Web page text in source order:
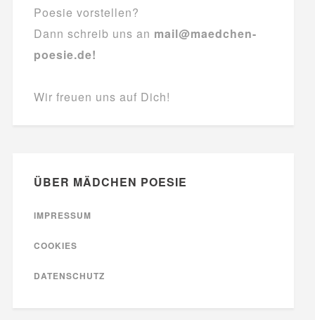
Poesie vorstellen?
Dann schreib uns an mail@maedchen-
poesie.de!
Wir freuen uns auf Dich!
ÜBER MÄDCHEN POESIE
IMPRESSUM
COOKIES
DATENSCHUTZ